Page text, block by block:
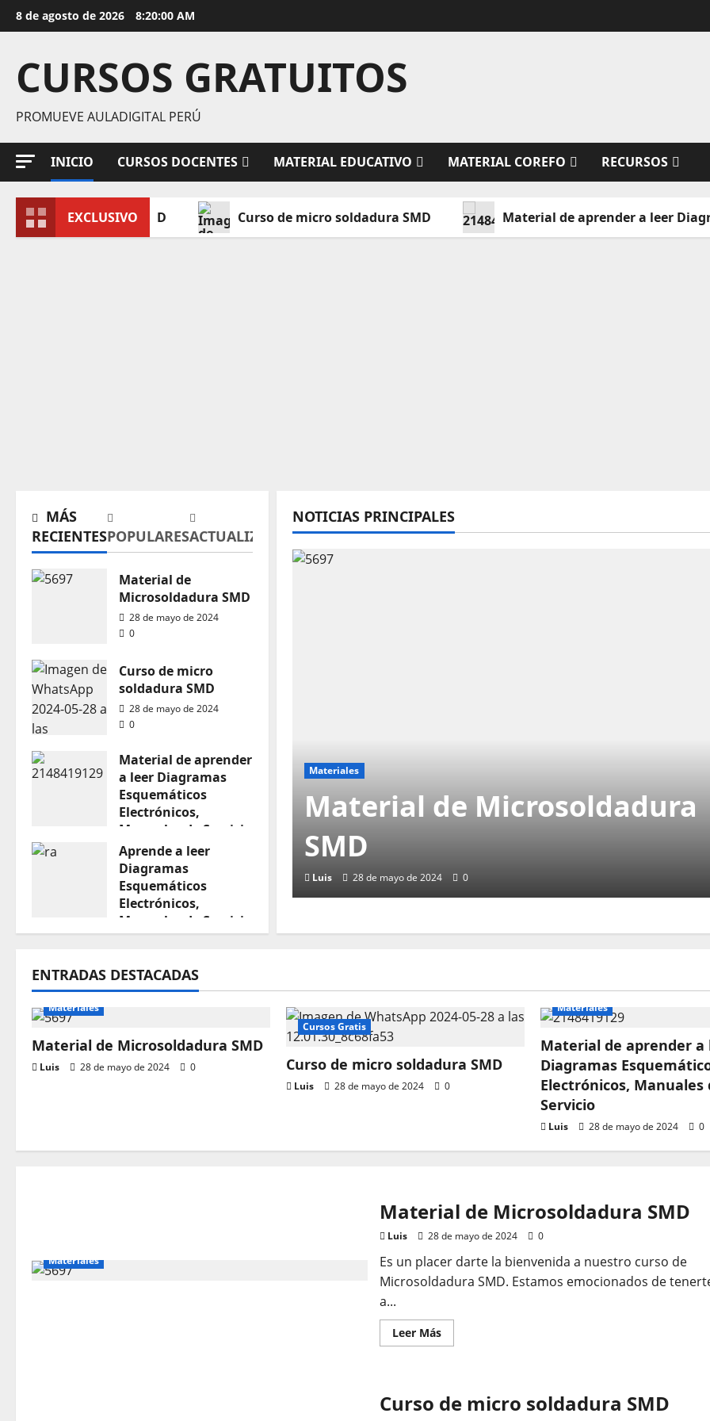
Saltar
al
8 de agosto de 2026 8:20:01 AM
CURSOS GRATUITOS
PROMUEVE AULADIGITAL PERÚ
INICIO CURSOS DOCENTES MATERIAL EDUCATIVO MATERIAL COREFO RECURSOS
EXCLUSIVO
SMD Curso de micro soldadura SMD Material de aprender a leer
MÁS
RECIENTESPOPULARESACTUALIZAR
Material de
Microsoldadura SMD
28 de mayo de 2024
0
Curso de micro
soldadura SMD
28 de mayo de 2024
0
Material de aprender
a leer Diagramas
Esquemáticos
Electrónicos,
Manuales de Servicio
28 de mayo de 2024
0
Aprende a leer
Diagramas
Esquemáticos
Electrónicos,
Manuales de Servicio
NOTICIAS PRINCIPALES
Materiales
Material de Microsoldadura
SMD
Luis 28 de mayo de 2024 0
Curso de micro soldadura
ENTRADAS DESTACADAS
Materiales
Material de Microsoldadura SMD
Luis 28 de mayo de 2024 0
Cursos Gratis
Curso de micro soldadura SMD
Luis 28 de mayo de 2024 0
Materiales
Material de aprender a
Diagramas
Electrónicos, Manuales
Servicio
Luis 28 de mayo de 2024 0
Materiales
Material de Microsoldadura SMD
Luis 28 de mayo de 2024 0
Es un placer darte la bienvenida a nuestro curso de
Microsoldadura SMD. Estamos emocionados de
a...
Leer MásLeer
más
Microsoldadura
SMD
Curso de micro soldadura SMD